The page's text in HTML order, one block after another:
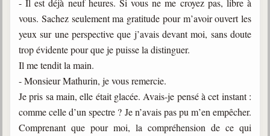
- Il est déjà neuf heures. Si vous ne me croyez pas, libre à
vous. Sachez seulement ma gratitude pour m’avoir ouvert les
yeux sur une perspective que j’avais devant moi, sans doute
trop évidente pour que je puisse la distinguer.
Il me tendit la main.
- Monsieur Mathurin, je vous remercie.
Je pris sa main, elle était glacée. Avais-je pensé à cet instant :
comme celle d’un spectre ? Je n’avais pas pu m’en empêcher.
Comprenant que pour moi, la compréhension de ce qui